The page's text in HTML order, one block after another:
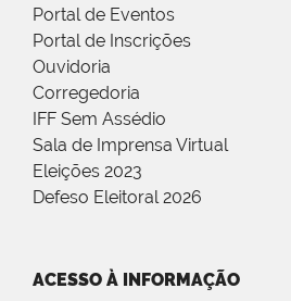
Portal de Eventos
Portal de Inscrições
Ouvidoria
Corregedoria
IFF Sem Assédio
Sala de Imprensa Virtual
Eleições 2023
Defeso Eleitoral 2026
ACESSO À INFORMAÇÃO